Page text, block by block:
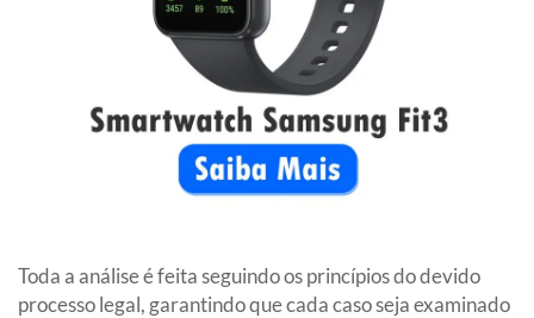
Toda a análise é feita seguindo os princípios do devido
processo legal, garantindo que cada caso seja examinado